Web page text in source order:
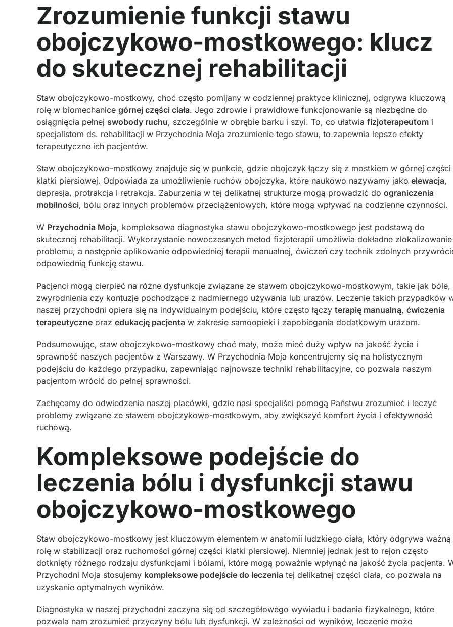
Zrozumienie funkcji stawu
obojczykowo-mostkowego: klucz
do skutecznej rehabilitacji
Staw obojczykowo-mostkowy, choć często pomijany w codziennej praktyce klinicznej, odgrywa kluczową
rolę w biomechanice górnej części ciała. Jego zdrowie i prawidłowe funkcjonowanie są niezbędne do
osiągnięcia pełnej swobody ruchu, szczególnie w obrębie barku i szyi. To, co ułatwia fizjoterapeutom i
specjalistom ds. rehabilitacji w Przychodnia Moja zrozumienie tego stawu, to zapewnia lepsze efekty
terapeutyczne ich pacjentów.
Staw obojczykowo-mostkowy znajduje się w punkcie, gdzie obojczyk łączy się z mostkiem w górnej części
klatki piersiowej. Odpowiada za umożliwienie ruchów obojczyka, które naukowo nazywamy jako elewacja,
depresja, protrakcja i retrakcja. Zaburzenia w tej delikatnej strukturze mogą prowadzić do ograniczenia
mobilności, bólu oraz innych problemów przeciążeniowych, które mogą wpływać na codzienne czynności.
W Przychodnia Moja, kompleksowa diagnostyka stawu obojczykowo-mostkowego jest podstawą do
skutecznej rehabilitacji. Wykorzystanie nowoczesnych metod fizjoterapii umożliwia dokładne zlokalizowanie
problemu, a następnie aplikowanie odpowiedniej terapii manualnej, ćwiczeń czy technik zdolnych
odpowiednią funkcję stawu.
Pacjenci mogą cierpieć na różne dysfunkcje związane ze stawem obojczykowo-mostkowym, takie jak bóle,
zwyrodnienia czy kontuzje pochodzące z nadmiernego używania lub urazów. Leczenie takich przypadków
naszej przychodni opiera się na indywidualnym podejściu, które często łączy terapię manualną, ćwiczenia
terapeutyczne oraz edukację pacjenta w zakresie samoopieki i zapobiegania dodatkowym urazom.
Podsumowując, staw obojczykowo-mostkowy choć mały, może mieć duży wpływ na jakość życia i
sprawność naszych pacjentów z Warszawy. W Przychodnia Moja koncentrujemy się na holistycznym
podejściu do każdego przypadku, zapewniając najnowsze techniki rehabilitacyjne, co pozwala naszym
pacjentom wrócić do pełnej sprawności.
Zachęcamy do odwiedzenia naszej placówki, gdzie nasi specjaliści pomogą Państwu zrozumieć i leczyć
problemy związane ze stawem obojczykowo-mostkowym, aby zwiększyć komfort życia i efektywność
ruchową.
Kompleksowe podejście do
leczenia bólu i dysfunkcji stawu
obojczykowo-mostkowego
Staw obojczykowo-mostkowy jest kluczowym elementem w anatomii ludzkiego ciała, który odgrywa ważną
rolę w stabilizacji oraz ruchomości górnej części klatki piersiowej. Niemniej jednak jest to rejon często
dotknięty różnego rodzaju dysfunkcjami i bólami, które mogą poważnie wpłynąć na jakość życia pacjenta.
Przychodni Moja stosujemy kompleksowe podejście do leczenia tej delikatnej części ciała, co pozwala na
uzyskanie optymalnych wyników.
Diagnostyka w naszej przychodni zaczyna się od szczegółowego wywiadu i badania fizykalnego, które
pozwala nam zrozumieć przyczyny bólu lub dysfunkcji. W zależności od wyników, leczenie może